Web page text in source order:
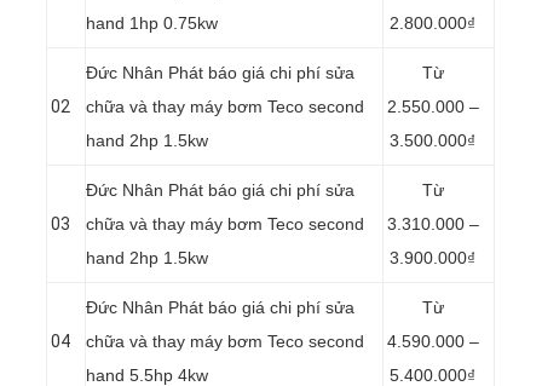
hand 1hp 0.75kw
2.800.000₫
02
Đức Nhân Phát báo giá chi phí sửa
chữa và thay máy bơm Teco second
hand 2hp 1.5kw
Từ
2.550.000 –
3.500.000₫
03
Đức Nhân Phát báo giá chi phí sửa
chữa và thay máy bơm Teco second
hand 2hp 1.5kw
Từ
3.310.000 –
3.900.000₫
04
Đức Nhân Phát báo giá chi phí sửa
chữa và thay máy bơm Teco second
hand 5.5hp 4kw
Từ
4.590.000 –
5.400.000₫